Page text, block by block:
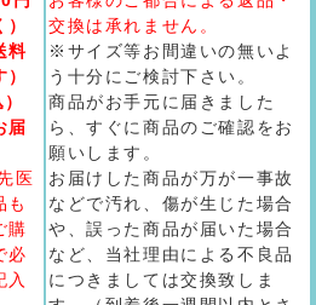
料
届
医
も
購
必
入
交換は承れません。
※サイズ等お間違いの無いよ
う十分にご検討下さい。
商品がお手元に届きました
ら、すぐに商品のご確認をお
願いします。
お届けした商品が万が一事故
などで汚れ、傷が生じた場合
や、誤った商品が届いた場合
など、当社理由による不良品
につきましては交換致しま